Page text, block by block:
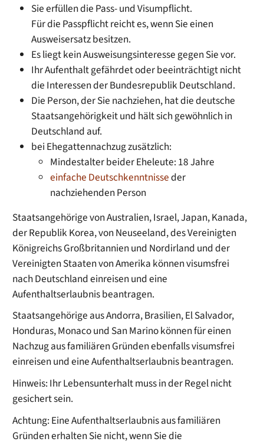
Sie erfüllen die Pass- und Visumpflicht.
Für die Passpflicht reicht es, wenn Sie einen
Ausweisersatz besitzen.
Es liegt kein Ausweisungsinteresse gegen Sie vor.
Ihr Aufenthalt gefährdet oder beeinträchtigt nicht
die Interessen der Bundesrepublik Deutschland.
Die Person, der Sie nachziehen, hat die deutsche
Staatsangehörigkeit und hält sich gewöhnlich in
Deutschland auf.
bei Ehegattennachzug zusätzlich:
Mindestalter beider Eheleute: 18 Jahre
einfache Deutschkenntnisseder
nachziehenden Person
Staatsangehörige von Australien, Israel, Japan, Kanada,
der Republik Korea, von Neuseeland, des Vereinigten
Königreichs Großbritannien und Nordirland und der
Vereinigten Staaten von Amerika können visumsfrei
nach Deutschland einreisen und eine
Aufenthaltserlaubnis beantragen.
Staatsangehörige aus Andorra, Brasilien, El Salvador,
Honduras, Monaco und San Marino können für einen
Nachzug aus familiären Gründen ebenfalls visumsfrei
einreisen und eine Aufenthaltserlaubnis beantragen.
Hinweis: Ihr Lebensunterhalt muss in der Regel nicht
gesichert sein.
Achtung: Eine Aufenthaltserlaubnis aus familiären
Gründen erhalten Sie nicht, wenn Sie die